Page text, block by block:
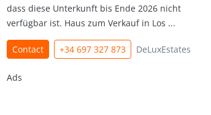
dass diese Unterkunft bis Ende 2026 nicht
verfügbar ist. Haus zum Verkauf in Los ...
Contact +34 697 327 873 DeLuxEstates
Ads